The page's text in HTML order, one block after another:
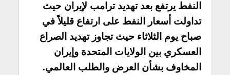
النفط يرتفع بعد تهديد ترامب لإيران حيث
تداولت أسعار النفط على ارتفاع قليلاً في
صباح يوم الثلاثاء حيث تجاوز تهديد الصراع
العسكري بين الولايات المتحدة وإيران
المخاوف بشأن العرض والطلب العالمي.